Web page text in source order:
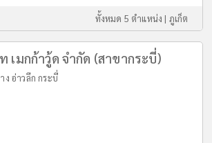
ทั้งหมด 5 ตำแหน่ง | ภูเก็ต
เมกก้าวู้ด จำกัด (สาขากระบี่)
ง อ่าวลึก กระบี่